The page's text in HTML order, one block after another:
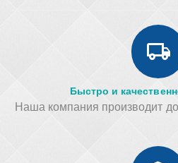
Быстро и
Наша компания производит